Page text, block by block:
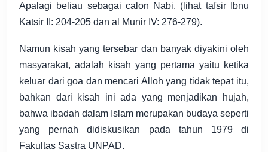
Apalagi beliau sebagai calon Nabi. (lihat tafsir Ibnu
Katsir II: 204-205 dan al Munir IV: 276-279).
Namun kisah yang tersebar dan banyak diyakini oleh
masyarakat, adalah kisah yang pertama yaitu ketika
keluar dari goa dan mencari Alloh yang tidak tepat itu,
bahkan dari kisah ini ada yang menjadikan hujah,
bahwa ibadah dalam Islam merupakan budaya seperti
yang pernah didiskusikan pada tahun 1979 di
Fakultas Sastra UNPAD.